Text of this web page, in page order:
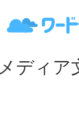
メディ